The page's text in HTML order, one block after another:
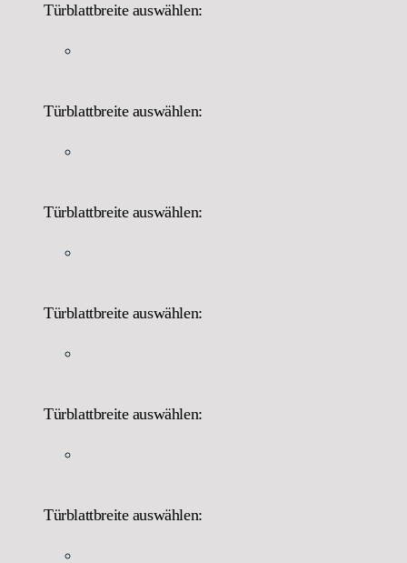
Türblattbreite auswählen:
Türblattbreite auswählen:
Türblattbreite auswählen:
Türblattbreite auswählen:
Türblattbreite auswählen:
Türblattbreite auswählen: